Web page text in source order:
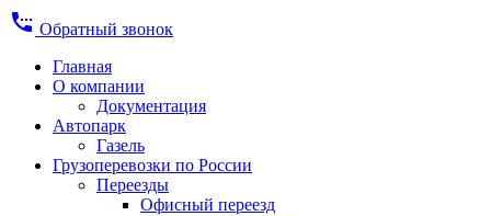
settings_phone Обратный звонок
Главная
О компании
Документация
Автопарк
Газель
Грузоперевозки по России
Переезды
Офисный переезд